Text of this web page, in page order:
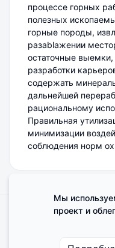
процессе горных
полезных
горные породы,
разablaжении
остаточные выемки,
разработки
содержать
дальнейшей
рациональному
Правильная
минимизации
соблюдения норм
Мы
проект и